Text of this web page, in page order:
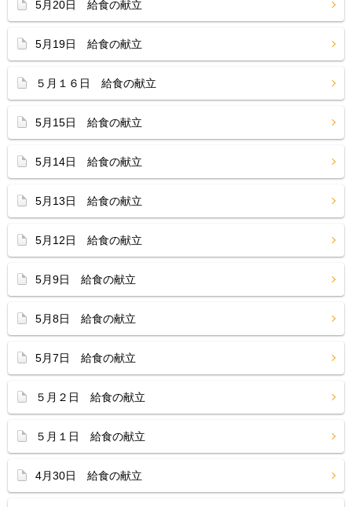
5月20日 給食の献立
5月19日 給食の献立
５月１６日 給食の献立
5月15日 給食の献立
5月14日 給食の献立
5月13日 給食の献立
5月12日 給食の献立
5月9日 給食の献立
5月8日 給食の献立
5月7日 給食の献立
５月２日 給食の献立
５月１日 給食の献立
4月30日 給食の献立